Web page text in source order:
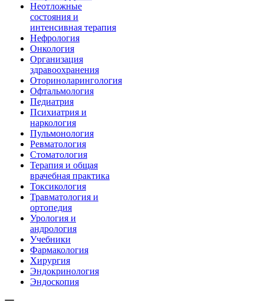
Неотложные
состояния и
интенсивная терапия
Нефрология
Онкология
Организация
здравоохранения
Оториноларингология
Офтальмология
Педиатрия
Психиатрия и
наркология
Пульмонология
Ревматология
Стоматология
Терапия и общая
врачебная практика
Токсикология
Травматология и
ортопедия
Урология и
андрология
Учебники
Фармакология
Хирургия
Эндокринология
Эндоскопия